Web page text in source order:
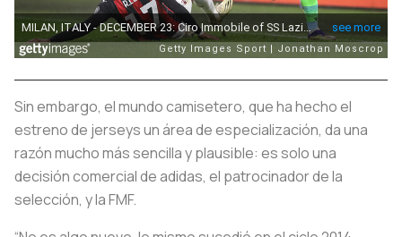
Sin embargo, el mundo camisetero, que ha hecho el
estreno de jerseys un área de especialización, da una
razón mucho más sencilla y plausible: es solo una
decisión comercial de adidas, el patrocinador de la
selección, y la FMF.